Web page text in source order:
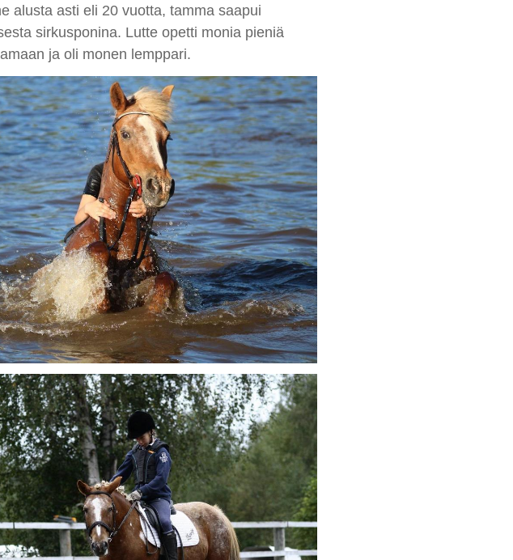
alusta asti eli 20 vuotta, tamma saapui
sirkusponina. Lutte opetti monia pieniä
ja oli monen lemppari.